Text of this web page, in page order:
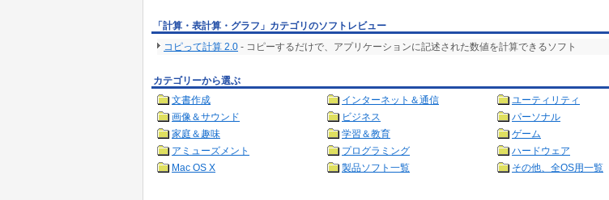
「計算・表計算・グラフ」カテゴリのソフトレビュー
コピって計算 2.0 - コピーするだけで、アプリケーションに記述された数値を計算できるソフト
カテゴリーから選ぶ
文書作成
インターネット＆通信
ユーティリティ
画像＆サウンド
ビジネス
パーソナル
家庭＆趣味
学習＆教育
ゲーム
アミューズメント
プログラミング
ハードウェア
Mac OS X
製品ソフト一覧 その他、全OS用一覧